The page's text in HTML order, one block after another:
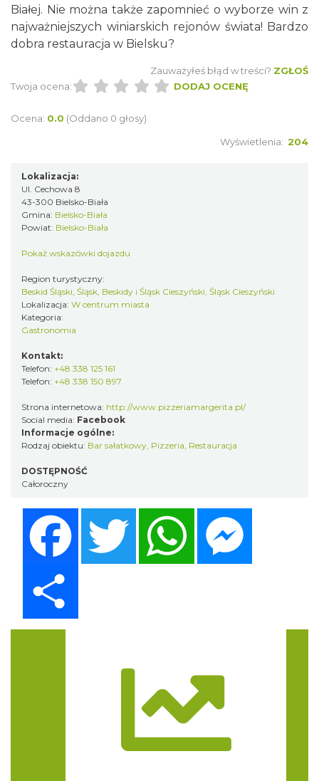
Białej. Nie można także zapomnieć o wyborze win z
najważniejszych winiarskich rejonów świata! Bardzo
dobra restauracja w Bielsku?
Zauważyłeś błąd w treści? ZGŁOŚ
Twoja ocena:
DODAJ OCENĘ
Ocena: 0.0 (Oddano 0 głosy)
Wyświetlenia: 204
Lokalizacja:
Ul. Cechowa 8
43-300 Bielsko-Biała
Gmina: Bielsko-Biała
Powiat: Bielsko-Biała
Pokaż wskazówki dojazdu
Region turystyczny:
Beskid Śląski, Śląsk, Beskidy i Śląsk Cieszyński, Śląsk Cieszyński
Lokalizacja: W centrum miasta
Kategoria:
Gastronomia
Kontakt:
Telefon: +48 338 125 161
Telefon: +48 338 150 897
Strona internetowa: http://www.pizzeriamargerita.pl/
Social media: Facebook
Informacje ogólne:
Rodzaj obiektu: Bar sałatkowy, Pizzeria, Restauracja
DOSTĘPNOŚĆ
Całoroczny
Twitter WhatsApp